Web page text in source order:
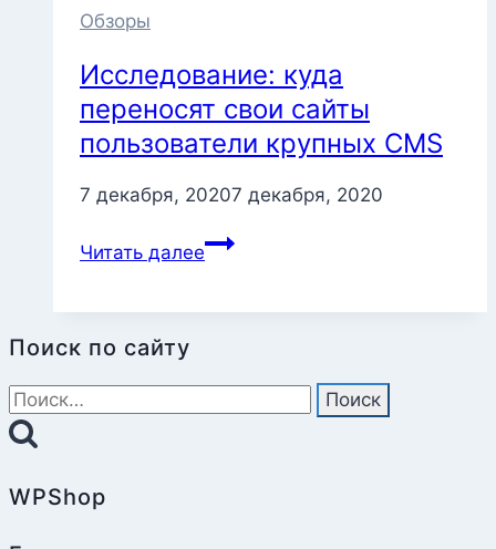
Обзоры
Исследование: куда
переносят свои сайты
пользователи крупных CMS
7 декабря, 20207 декабря, 2020
Читать далее
Исследование:
куда
пользователи
Поиск по сайту
Найти:
WPShop